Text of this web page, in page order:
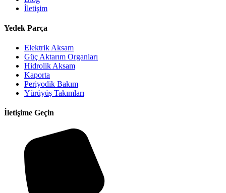
İletişim
Yedek Parça
Elektrik Aksam
Güç Aktarım Organları
Hidrolik Aksam
Kaporta
Periyodik Bakım
Yürüyüş Takımları
İletişime Geçin